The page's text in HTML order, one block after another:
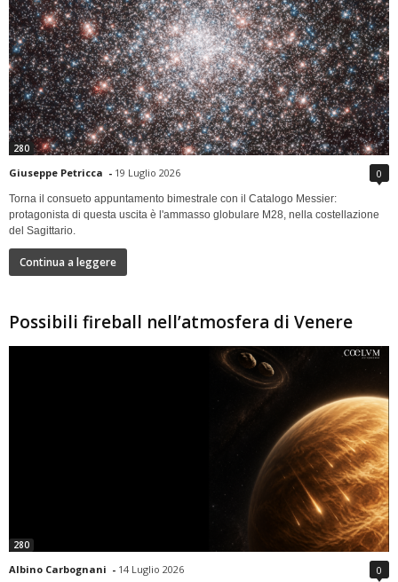
280
Giuseppe Petricca - 19 Luglio 2026 0
Torna il consueto appuntamento bimestrale con il Catalogo Messier:
protagonista di questa uscita è l'ammasso globulare M28, nella costellazione
del Sagittario.
Continua a leggere
Possibili fireball nell’atmosfera di Venere
280
Albino Carbognani - 14 Luglio 2026 0